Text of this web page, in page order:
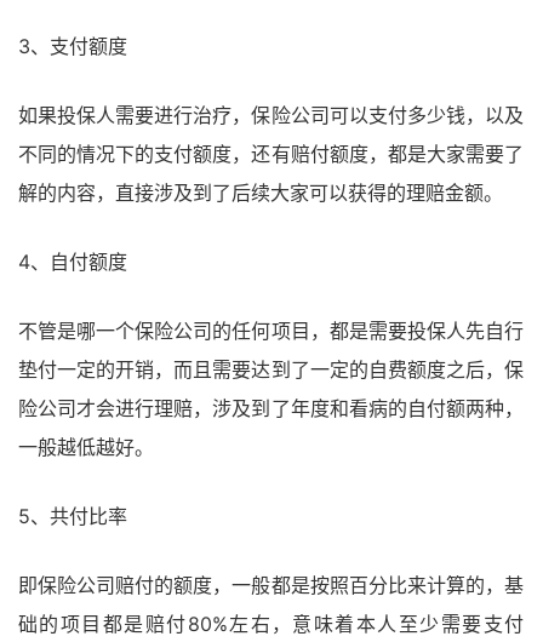
3、支付额度
如果投保人需要进行治疗，保险公司可以支付多少钱，以及
不同的情况下的支付额度，还有赔付额度，都是大家需要了
解的内容，直接涉及到了后续大家可以获得的理赔金额。
4、自付额度
不管是哪一个保险公司的任何项目，都是需要投保人先自行
垫付一定的开销，而且需要达到了一定的自费额度之后，保
险公司才会进行理赔，涉及到了年度和看病的自付额两种，
一般越低越好。
5、共付比率
即保险公司赔付的额度，一般都是按照百分比来计算的，基
础的项目都是赔付80%左右，意味着本人至少需要支付